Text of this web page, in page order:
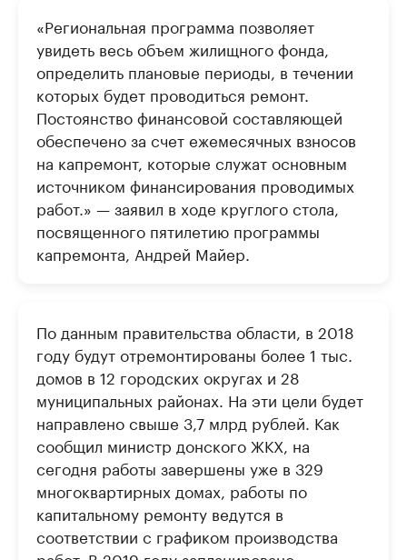
«Региональная программа позволяет
увидеть весь объем жилищного фонда,
определить плановые периоды, в течении
которых будет проводиться ремонт.
Постоянство финансовой составляющей
обеспечено за счет ежемесячных взносов
на капремонт, которые служат основным
источником финансирования проводимых
работ.» — заявил в ходе круглого стола,
посвященного пятилетию программы
капремонта, Андрей Майер.
По данным правительства области, в 2018
году будут отремонтированы более 1 тыс.
домов в 12 городских округах и 28
муниципальных районах. На эти цели будет
направлено свыше 3,7 млрд рублей. Как
сообщил министр донского ЖКХ, на
сегодня работы завершены уже в 329
многоквартирных домах, работы по
капитальному ремонту ведутся в
соответствии с графиком производства